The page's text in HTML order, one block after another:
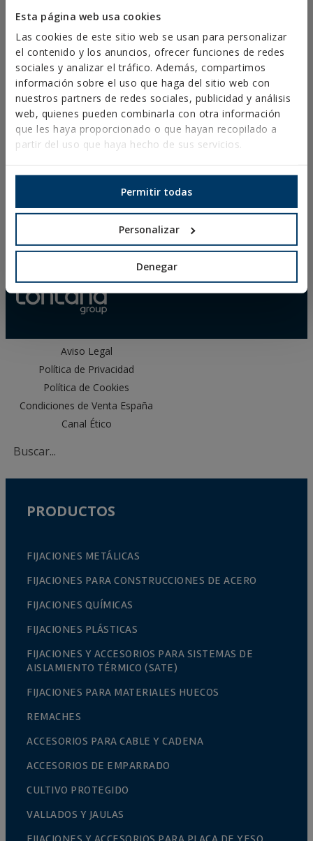
Esta página web usa cookies
Las cookies de este sitio web se usan para personalizar
el contenido y los anuncios, ofrecer funciones de redes
sociales y analizar el tráfico. Además, compartimos
información sobre el uso que haga del sitio web con
nuestros partners de redes sociales, publicidad y análisis
web, quienes pueden combinarla con otra información
que les haya proporcionado o que hayan recopilado a
partir del uso que haya hecho de sus servicios.
Permitir todas
Personalizar
Denegar
DESCARGAS
CATÁLOGOS
FICHAS TÉCNICAS
FICHAS DE SEGURIDAD
DOP
SOFTWARE
DOCUMENTOS CAD
RECURSOS CYPE
Aviso Legal
Política de Privacidad
Política de Cookies
Condiciones de Venta España
Canal Ético
PRODUCTOS
FIJACIONES METÁLICAS
FIJACIONES PARA CONSTRUCCIONES DE ACERO
FIJACIONES QUÍMICAS
FIJACIONES PLÁSTICAS
FIJACIONES Y ACCESORIOS PARA SISTEMAS DE
AISLAMIENTO TÉRMICO (SATE)
FIJACIONES PARA MATERIALES HUECOS
REMACHES
ACCESORIOS PARA CABLE Y CADENA
ACCESORIOS DE EMPARRADO
CULTIVO PROTEGIDO
VALLADOS Y JAULAS